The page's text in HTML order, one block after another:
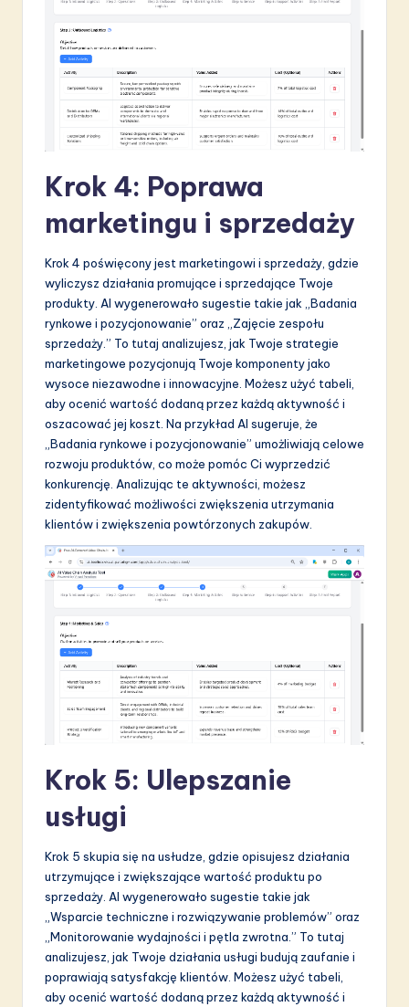
Krok 4: Poprawa
marketingu i sprzedaży
Krok 4 poświęcony jest marketingowi i sprzedaży, gdzie
wyliczysz działania promujące i sprzedające Twoje
produkty. AI wygenerowało sugestie takie jak „Badania
rynkowe i pozycjonowanie” oraz „Zajęcie zespołu
sprzedaży.” To tutaj analizujesz, jak Twoje strategie
marketingowe pozycjonują Twoje komponenty jako
wysoce niezawodne i innowacyjne. Możesz użyć tabeli,
aby ocenić wartość dodaną przez każdą aktywność i
oszacować jej koszt. Na przykład AI sugeruje, że
„Badania rynkowe i pozycjonowanie” umożliwiają celowe
rozwoju produktów, co może pomóc Ci wyprzedzić
konkurencję. Analizując te aktywności, możesz
zidentyfikować możliwości zwiększenia utrzymania
klientów i zwiększenia powtórzonych zakupów.
Krok 5: Ulepszanie
usługi
Krok 5 skupia się na usłudze, gdzie opisujesz działania
utrzymujące i zwiększające wartość produktu po
sprzedaży. AI wygenerowało sugestie takie jak
„Wsparcie techniczne i rozwiązywanie problemów” oraz
„Monitorowanie wydajności i pętla zwrotna.” To tutaj
analizujesz, jak Twoje działania usługi budują zaufanie i
poprawiają satysfakcję klientów. Możesz użyć tabeli,
aby ocenić wartość dodaną przez każdą aktywność i